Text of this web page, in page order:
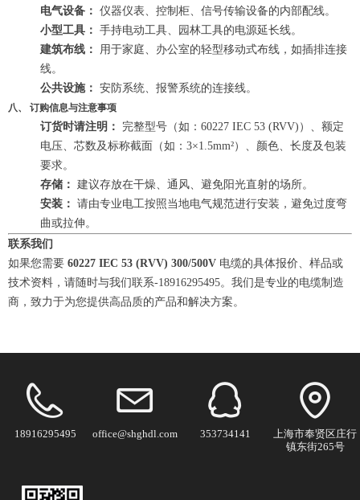
电气设备： 仪器仪表、控制柜、信号传输设备的内部配线。
小型工具： 手持电动工具、园林工具的电源延长线。
建筑布线：
用于家庭、办公室的轻型移动式布线，如插排连接
线。
公共设施： 安防系统、报警系统的连接线。
八、 订购信息与注意事项
订货时请注明：
完整型号（如：60227 IEC 53 (RVV)）、额定
电压、芯数及标称截面（如：3×1.5mm²）、颜色、长度及包装
要求。
存储： 建议存放在干燥、通风、避免阳光直射的场所。
安装： 请由专业电工按照当地电气规范进行安装，避免过度弯
曲或拉伸。
联系我们
如果您需要 60227 IEC 53 (RVV) 300/500V 电缆的具体报价、样品或
技术资料，请随时与我们联系-18916295495。我们是专业的电缆制造
商，致力于为您提供高品质的产品和解决方案。
18916295495 office@shghdl.com 353734141
上海市奉贤区庄行
镇东街265号